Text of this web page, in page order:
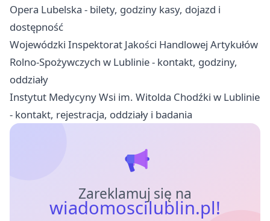
Opera Lubelska - bilety, godziny kasy, dojazd i
dostępność
Wojewódzki Inspektorat Jakości Handlowej Artykułów
Rolno-Spożywczych w Lublinie - kontakt, godziny,
oddziały
Instytut Medycyny Wsi im. Witolda Chodźki w Lublinie
- kontakt, rejestracja, oddziały i badania
Zareklamuj się na
wiadomoscilublin.pl!